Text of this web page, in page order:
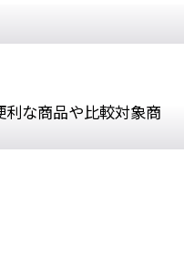
利な商品や比較対象商